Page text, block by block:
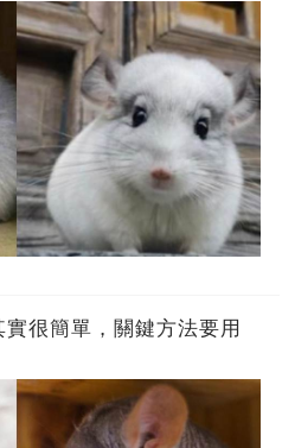
很簡單，關鍵方法要用